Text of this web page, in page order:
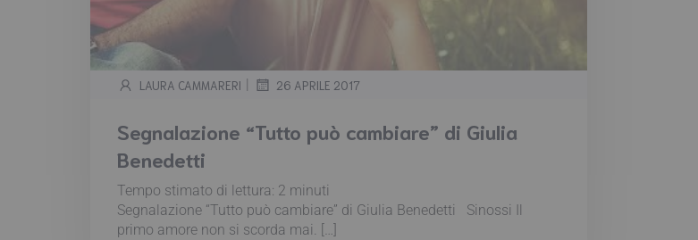
LAURA CAMMARERI | 26 APRILE 2017
Segnalazione “Tutto può cambiare” di Giulia
Benedetti
Tempo stimato di lettura: 2 minuti
Segnalazione “Tutto può cambiare” di Giulia Benedetti Sinossi Il
primo amore non si scorda mai. […]